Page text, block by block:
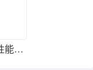
沥青基碳纤维性能检测